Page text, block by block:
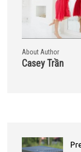
About Author
Casey Trần